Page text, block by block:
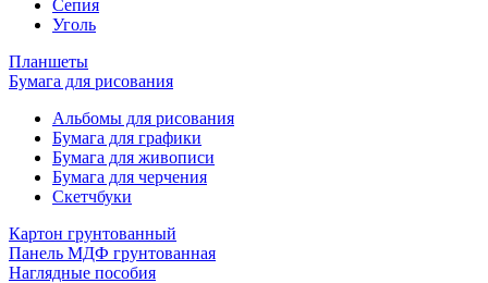
Сепия
Уголь
Планшеты
Бумага для рисования
Альбомы для рисования
Бумага для графики
Бумага для живописи
Бумага для черчения
Скетчбуки
Картон грунтованный
Панель МДФ грунтованная
Наглядные пособия